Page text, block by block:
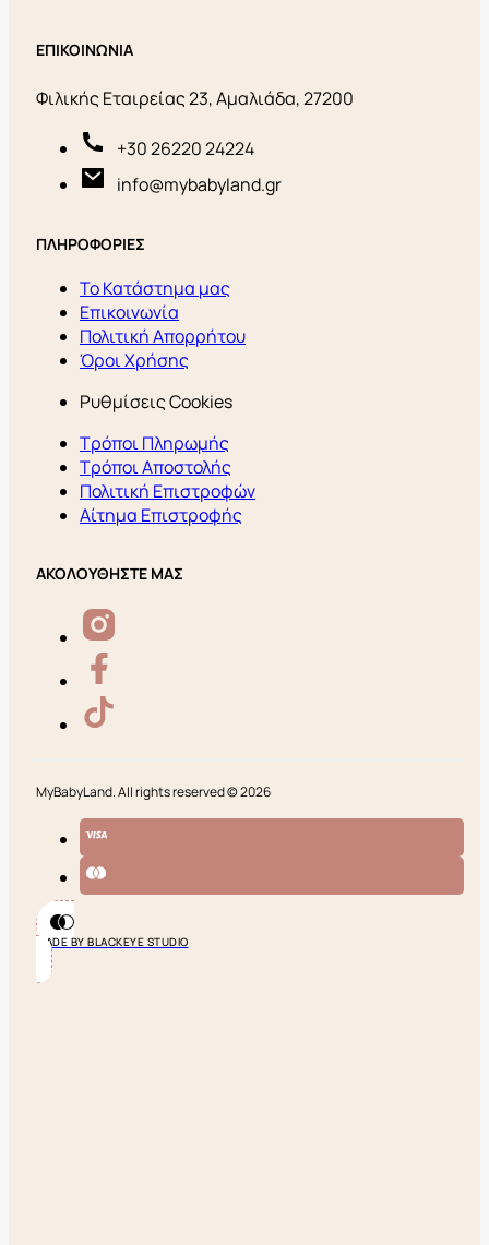
ΕΠΙΚΟΙΝΩΝΙΑ
Φιλικής Εταιρείας 23, Αμαλιάδα, 27200
+30 26220 24224
info@mybabyland.gr
ΠΛΗΡΟΦΟΡΙΕΣ
Το Κατάστημα μας
Επικοινωνία
Πολιτική Απορρήτου
Όροι Χρήσης
Ρυθμίσεις Cookies
Τρόποι Πληρωμής
Τρόποι Αποστολής
Πολιτική Επιστροφών
Αίτημα Επιστροφής
ΑΚΟΛΟΥΘΗΣΤΕ ΜΑΣ
MyBabyLand. All rights reserved © 2026
MADE BY BLACKEYE STUDIO